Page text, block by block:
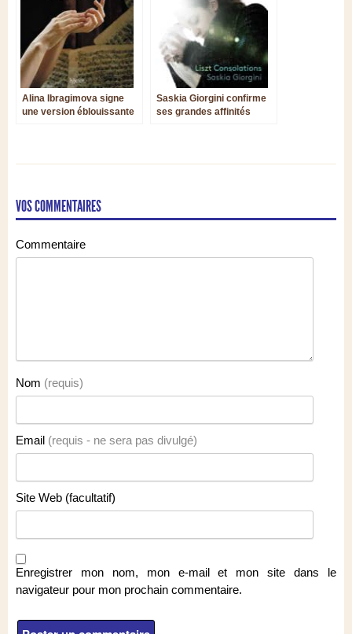
Alina Ibragimova signe
une version éblouissante
Saskia Giorgini confirme
ses grandes affinités
VOS COMMENTAIRES
Commentaire
Nom (requis)
Email (requis - ne sera pas divulgé)
Site Web (facultatif)
Enregistrer mon nom, mon e-mail et mon site dans le
navigateur pour mon prochain commentaire.